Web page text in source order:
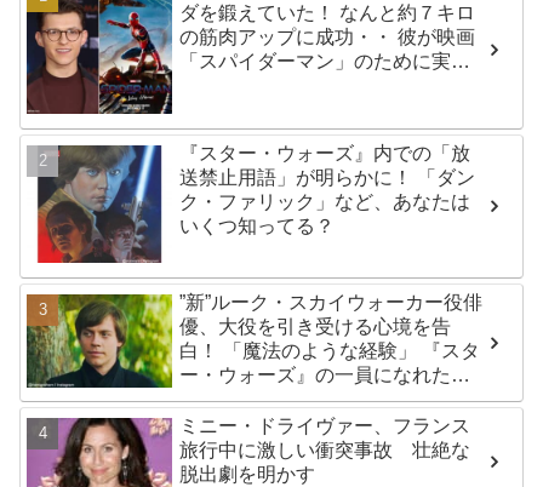
ダを鍛えていた！ なんと約７キロ
の筋肉アップに成功・・ 彼が映画
「スパイダーマン」のために実践
『スター・ウォーズ』内での「放
送禁止用語」が明らかに！ 「ダン
ク・ファリック」など、あなたは
いくつ知ってる？
”新”ルーク・スカイウォーカー役俳
優、大役を引き受ける心境を告
白！ 「魔法のような経験」 『スタ
ー・ウォーズ』の一員になれたこ
とによろこび爆発
ミニー・ドライヴァー、フランス
旅行中に激しい衝突事故 壮絶な
脱出劇を明かす